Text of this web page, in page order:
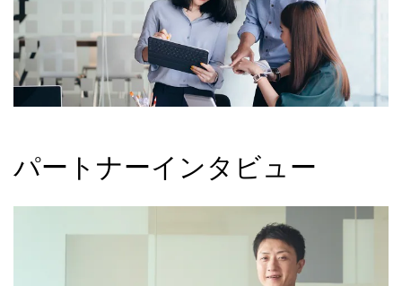
パートナーインタビュー